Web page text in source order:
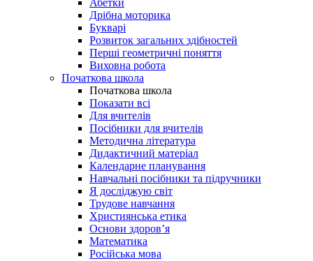
Абетки
Дрібна моторика
Букварі
Розвиток загальних здібностей
Перші геометричні поняття
Виховна робота
Початкова школа
Початкова школа
Показати всі
Для вчителів
Посібники для вчителів
Методична література
Дидактичний матеріал
Календарне планування
Навчальні посібники та підручники
Я досліджую світ
Трудове навчання
Християнська етика
Основи здоров’я
Математика
Російська мова